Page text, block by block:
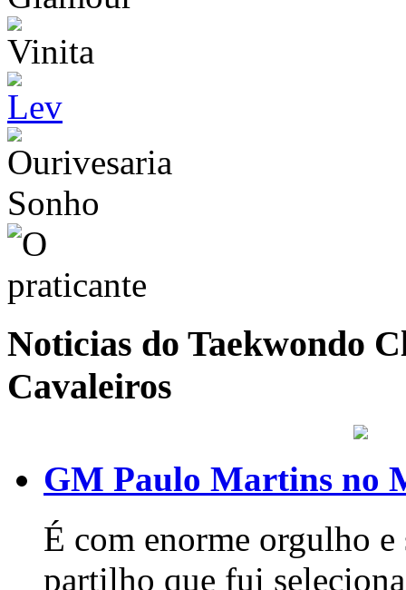
Noticias do Taekwondo
Cavaleiros
GM Paulo Martins no
É com enorme orgulho
partilho que fui